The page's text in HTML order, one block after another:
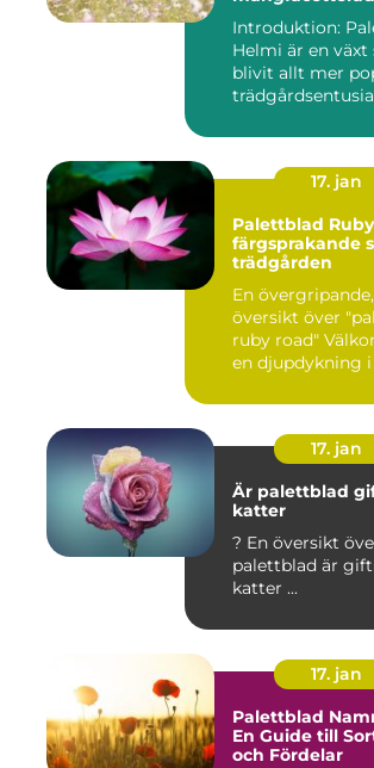
Introduktion:
Helmi är en växt
blivit allt mer
17. jan
Palettblad
färgsprakande
trädgården
En
översikt över
ruby road" Välkommen till
en djupdykning i
17. jan
Är palettblad
katter
? En översikt över om
palettblad är
katter ...
17. jan
Palettblad
En Guide till
och Fördelar